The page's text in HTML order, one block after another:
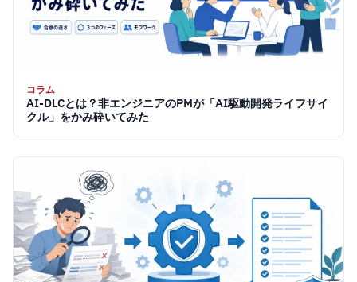
コラム
AI-DLCとは？非エンジニアのPMが「AI駆動開発ライフサイ
クル」をかみ砕いてみた